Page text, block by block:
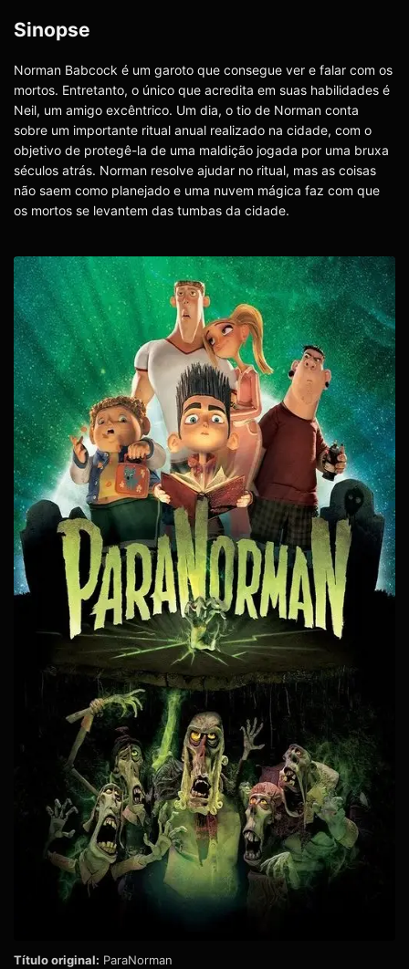
Sinopse
Norman Babcock é um garoto que consegue ver e falar com os
mortos. Entretanto, o único que acredita em suas habilidades é
Neil, um amigo excêntrico. Um dia, o tio de Norman conta
sobre um importante ritual anual realizado na cidade, com o
objetivo de protegê-la de uma maldição jogada por uma bruxa
séculos atrás. Norman resolve ajudar no ritual, mas as coisas
não saem como planejado e uma nuvem mágica faz com que
os mortos se levantem das tumbas da cidade.
Título original: ParaNorman